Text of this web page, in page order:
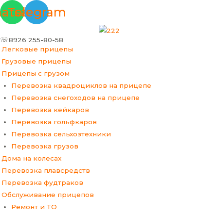
Перейти
к Telegram
☏8926 255-80-58
Легковые прицепы
Грузовые прицепы
Прицепы с грузом
Перевозка квадроциклов на прицепе
Перевозка снегоходов на прицепе
Перевозка кейкаров
Перевозка гольфкаров
Перевозка сельхозтехники
Перевозка грузов
Дома на колесах
Перевозка плавсредств
Перевозка фудтраков
Обслуживание прицепов
Ремонт и ТО
Меню